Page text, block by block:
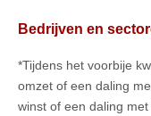
Bedrijven en
*Tijdens het voorbije
omzet of een daling
winst of een daling